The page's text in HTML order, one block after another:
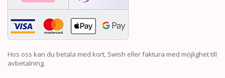
Hos oss kan du betala med kort, Swish eller faktura med möjlighet till
avbetalning.